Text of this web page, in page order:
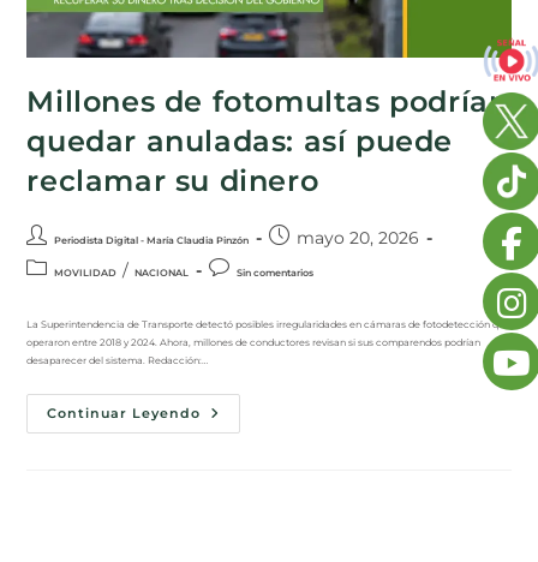
Millones de fotomultas podrían
quedar anuladas: así puede
reclamar su dinero
Periodista Digital - María Claudia Pinzón mayo 20, 2026
MOVILIDAD / NACIONAL Sin comentarios
La Superintendencia de Transporte detectó posibles irregularidades en cámaras de fotodetección que
operaron entre 2018 y 2024. Ahora, millones de conductores revisan si sus comparendos podrían
desaparecer del sistema. Redacción:…
Continuar Leyendo